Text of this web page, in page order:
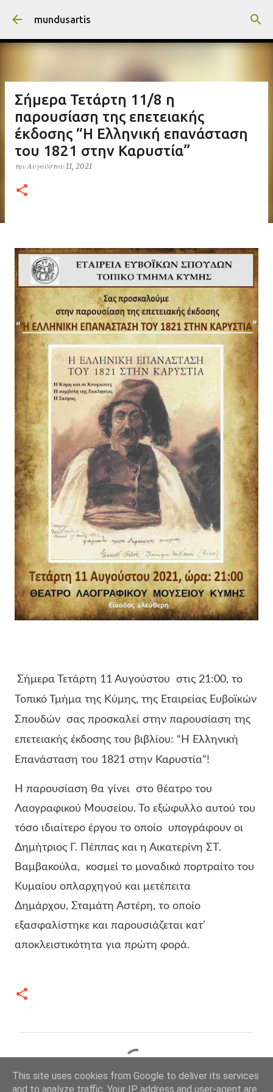
Μετάβαση στο κύριο περιεχόμενο
mundusartis
Σήμερα Τετάρτη 11/8 η
παρουσίαση της επετειακής
έκδοσης “Η Ελληνική επανάσταση
του 1821 στην Καρυστία”
τηνΑυγούστου 11, 2021
Σήμερα Τετάρτη 11 Αυγούστου στις 21:00, το
Τοπικό Τμήμα της Κύμης, της Εταιρείας Ευβοϊκών
Σπουδών σας προσκαλεί στην παρουσίαση της
επετειακής έκδοσης του βιβλίου: “Η Ελληνική
Επανάσταση του 1821 στην Καρυστία”!
Η παρουσίαση θα γίνει στο θέατρο του
Λαογραφικού Μουσείου. Το εξώφυλλο αυτού του
τόσο ιδιαίτερο έργου το οποίο υπογράφουν οι
Δημήτριος Γ. Πέππας και η Αικατερίνη ΣΤ.
Βαμβακούλα, κοσμεί το μοναδικό πορτραίτο του
Κυμαίου οπλαρχηγού και μετέπειτα
Δημάρχου, Σταμάτη Αστέρη, το οποίο
εξασφαλίστηκε και παρουσιάζεται κατ’
αποκλειστικότητα για πρώτη φορά.
χ
ό
This site uses cookies from Google to deliver its services
and to analyze traffic. Your IP address and user-agent are